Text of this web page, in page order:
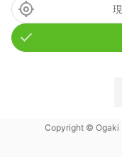
Copyright © Ogaki